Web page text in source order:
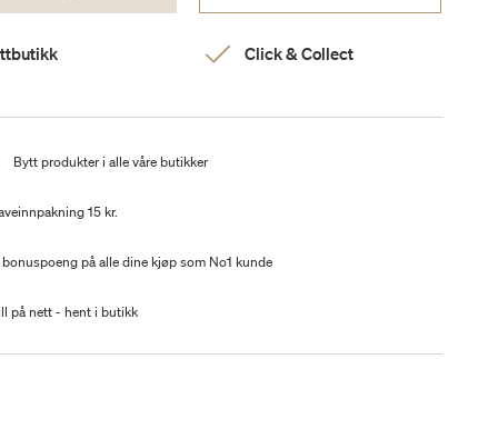
Click & Collect
Bytt produkter i alle våre butikker
15 kr.
på alle dine kjøp som No1 kunde
på nett - hent i butikk